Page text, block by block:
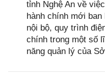
tỉnh Nghệ An về
hành chính mới
nội bộ, quy trình
chính trong một số
năng quản lý của